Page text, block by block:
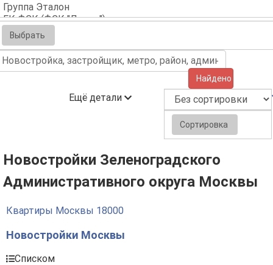
Выбрать
Найдено (900)
Ещё детали
Сортировка
Новостройки Зеленоградского
Административного округа Москвы
Квартиры Москвы 18000
Новостройки Москвы
Списком